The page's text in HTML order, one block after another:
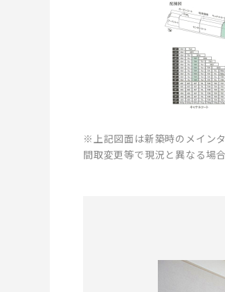
※上記図面は新築時のメイン
間取変更等で現況と異なる場合